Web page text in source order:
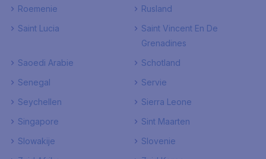
Roemenie
Rusland
Saint Lucia
Saint Vincent En De
Grenadines
Saoedi Arabie
Schotland
Senegal
Servie
Seychellen
Sierra Leone
Singapore
Sint Maarten
Slowakije
Slovenie